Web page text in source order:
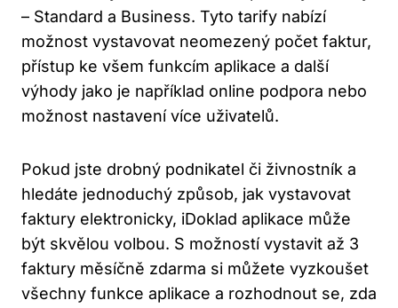
– Standard a Business. Tyto tarify nabízí
možnost vystavovat neomezený počet faktur,
přístup ke všem funkcím aplikace a další
výhody jako je například online podpora nebo
možnost nastavení více uživatelů.
Pokud jste drobný podnikatel či živnostník a
hledáte jednoduchý způsob, jak vystavovat
faktury elektronicky, iDoklad aplikace může
být skvělou volbou. S možností vystavit až 3
faktury měsíčně zdarma si můžete vyzkoušet
všechny funkce aplikace a rozhodnout se, zda